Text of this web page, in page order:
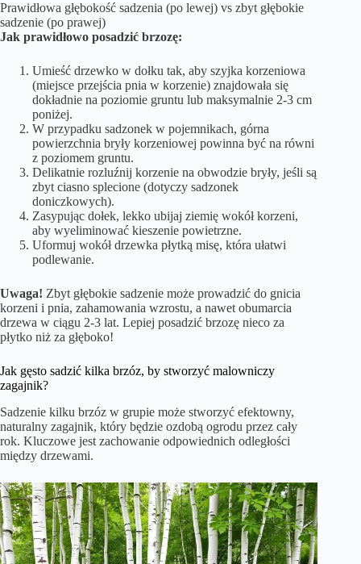
Prawidłowa głębokość sadzenia (po lewej) vs zbyt głębokie
sadzenie (po prawej)
Jak prawidłowo posadzić brzozę:
Umieść drzewko w dołku tak, aby szyjka korzeniowa
(miejsce przejścia pnia w korzenie) znajdowała się
dokładnie na poziomie gruntu lub maksymalnie 2-3 cm
poniżej.
W przypadku sadzonek w pojemnikach, górna
powierzchnia bryły korzeniowej powinna być na równi
z poziomem gruntu.
Delikatnie rozluźnij korzenie na obwodzie bryły, jeśli są
zbyt ciasno splecione (dotyczy sadzonek
doniczkowych).
Zasypując dołek, lekko ubijaj ziemię wokół korzeni,
aby wyeliminować kieszenie powietrzne.
Uformuj wokół drzewka płytką misę, która ułatwi
podlewanie.
Uwaga! Zbyt głębokie sadzenie może prowadzić do gnicia
korzeni i pnia, zahamowania wzrostu, a nawet obumarcia
drzewa w ciągu 2-3 lat. Lepiej posadzić brzozę nieco za
płytko niż za głęboko!
Jak gęsto sadzić kilka brzóz, by stworzyć malowniczy
zagajnik?
Sadzenie kilku brzóz w grupie może stworzyć efektowny,
naturalny zagajnik, który będzie ozdobą ogrodu przez cały
rok. Kluczowe jest zachowanie odpowiednich odległości
między drzewami.